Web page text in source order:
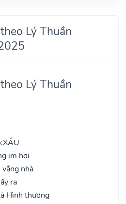
Lý Thuần
Lý Thuần
XẤU
im hơi
nhà
ra
Hình thương